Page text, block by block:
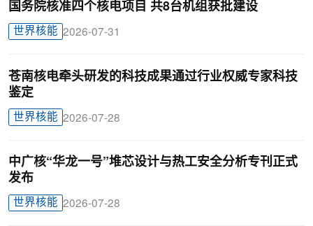
国务院核准四个核电项目 共8台机组获批建设
世界核能 2026-07-31
苍南核电牵头研发的科技成果通过行业权威专家科技
鉴定
世界核能 2026-07-28
中广核“华龙一号”堆芯设计与热工安全分析专刊正式
发布
世界核能 2026-07-28